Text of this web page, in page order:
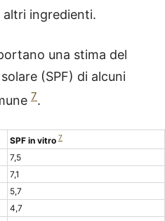
ingredienti.
una stima del
(SPF) di alcuni
7.
SPF in vitro 7
7,5
7,1
5,7
4,7